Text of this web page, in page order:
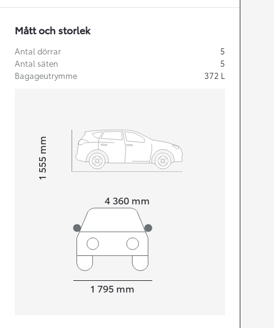
Mått och storlek
Antal dörrar
5
Antal säten
5
Bagageutrymme
372 L
4 360 mm
Height1 555
mm
1 795 mm